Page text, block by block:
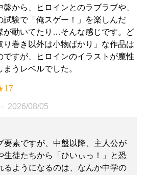
から、ヒロインとのラブラブや、
試験で「俺スゲー！」を楽しんだ
が動いてたり…そんな感じです。ど
り巻き以外は小物ばかり」な作品は
すが、ヒロインのイラストが魔性
まうレベルでした。
2026/08/05
要素ですが、中盤以降、主人公が
生徒たちから「ひいぃっ！」と恐
るようになるのは、なんか中学の